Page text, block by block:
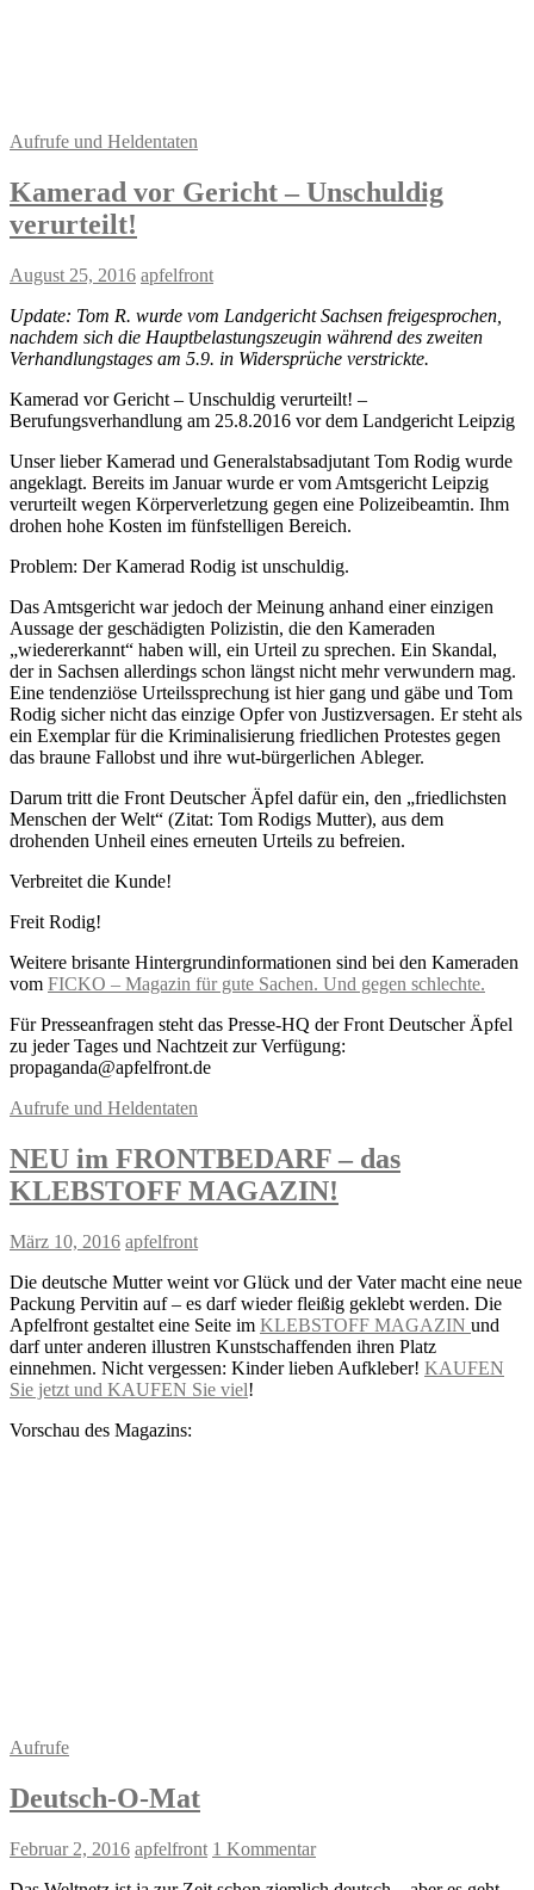
Aufrufe und Heldentaten
Kamerad vor Gericht – Unschuldig
verurteilt!
August 25, 2016 apfelfront
Update: Tom R. wurde vom Landgericht Sachsen freigesprochen,
nachdem sich die Hauptbelastungszeugin während des zweiten
Verhandlungstages am 5.9. in Widersprüche verstrickte.
Kamerad vor Gericht – Unschuldig verurteilt! –
Berufungsverhandlung am 25.8.2016 vor dem Landgericht Leipzig
Unser lieber Kamerad und Generalstabsadjutant Tom Rodig wurde
angeklagt. Bereits im Januar wurde er vom Amtsgericht Leipzig
verurteilt wegen Körperverletzung gegen eine Polizeibeamtin. Ihm
drohen hohe Kosten im fünfstelligen Bereich.
Problem: Der Kamerad Rodig ist unschuldig.
Das Amtsgericht war jedoch der Meinung anhand einer einzigen
Aussage der geschädigten Polizistin, die den Kameraden
„wiedererkannt“ haben will, ein Urteil zu sprechen. Ein Skandal,
der in Sachsen allerdings schon längst nicht mehr verwundern mag.
Eine tendenziöse Urteilssprechung ist hier gang und gäbe und Tom
Rodig sicher nicht das einzige Opfer von Justizversagen. Er steht als
ein Exemplar für die Kriminalisierung friedlichen Protestes gegen
das braune Fallobst und ihre wut-bürgerlichen Ableger.
Darum tritt die Front Deutscher Äpfel dafür ein, den „friedlichsten
Menschen der Welt“ (Zitat: Tom Rodigs Mutter), aus dem
drohenden Unheil eines erneuten Urteils zu befreien.
Verbreitet die Kunde!
Freit Rodig!
Weitere brisante Hintergrundinformationen sind bei den Kameraden
vom FICKO – Magazin für gute Sachen. Und gegen schlechte.
Für Presseanfragen steht das Presse-HQ der Front Deutscher Äpfel
zu jeder Tages und Nachtzeit zur Verfügung:
propaganda@apfelfront.de
Aufrufe und Heldentaten
NEU im FRONTBEDARF – das
KLEBSTOFF MAGAZIN!
März 10, 2016 apfelfront
Die deutsche Mutter weint vor Glück und der Vater macht eine neue
Packung Pervitin auf – es darf wieder fleißig geklebt werden. Die
Apfelfront gestaltet eine Seite im KLEBSTOFF MAGAZIN und
darf unter anderen illustren Kunstschaffenden ihren Platz
einnehmen. Nicht vergessen: Kinder lieben Aufkleber! KAUFEN
Sie jetzt und KAUFEN Sie viel!
Vorschau des Magazins:
Aufrufe
Deutsch-O-Mat
Februar 2, 2016 apfelfront 1 Kommentar